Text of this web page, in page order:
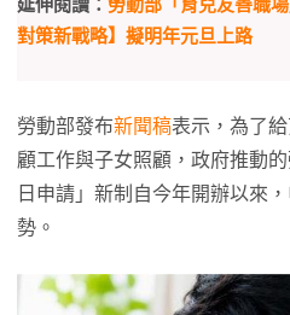
延伸閱讀： 勞動部「育兒友善職
對策新戰略】擬明年元旦上路
勞動部發布新聞稿表示，為了
顧工作與子女照顧，政府推動
日申請」新制自今年開辦以來
勢。